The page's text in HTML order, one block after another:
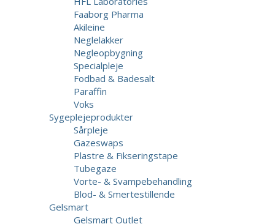
Faaborg Pharma
Akileine
Neglelakker
Negleopbygning
Specialpleje
Fodbad & Badesalt
Paraffin
Voks
Sygeplejeprodukter
Sårpleje
Gazeswaps
Plastre & Fikseringstape
Tubegaze
Vorte- & Svampebehandling
Blod- & Smertestillende
Gelsmart
Gelsmart Outlet